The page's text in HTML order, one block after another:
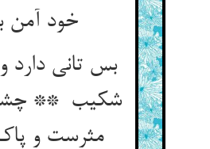
خود آمن بود
بس تانی دارد
شکیب **
مثرست و پاک‌جیب